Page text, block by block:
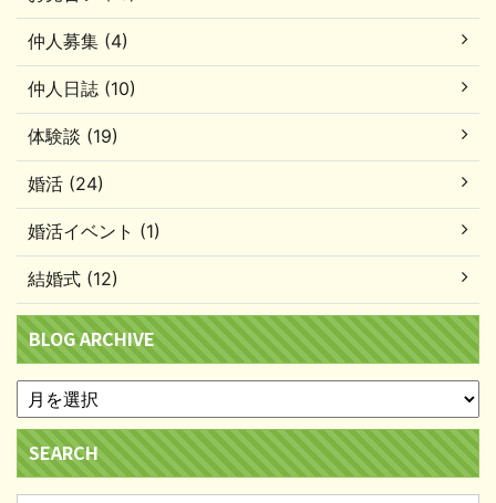
仲人募集 (4)
仲人日誌 (10)
体験談 (19)
婚活 (24)
婚活イベント (1)
結婚式 (12)
BLOG ARCHIVE
SEARCH